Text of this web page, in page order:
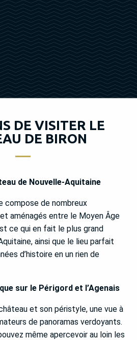
DE VISITER LE
DE BIRON
de Nouvelle-Aquitaine
compose de nombreux
aménagés entre le Moyen Âge
ce qui en fait le plus grand
ainsi que le lieu parfait
d’histoire en un rien de
sur le Périgord et l’Agenais
et son péristyle, une vue à
de panoramas verdoyants.
même apercevoir au loin les